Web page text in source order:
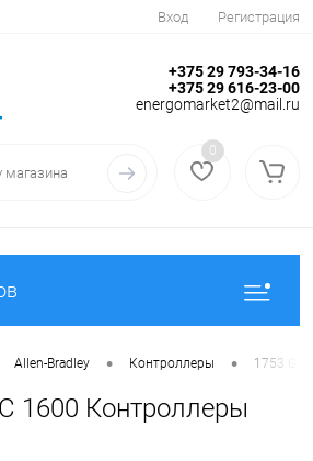
Вход Регистрация
+375 29 793-34-16
+375 29 616-23-00
energomarket2@mail.ru
0
Allen-Bradley • Контроллеры • 1753
1600 Контроллеры